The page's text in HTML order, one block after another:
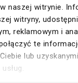
naszej witrynie.
witryny,
reklamowym i
te
lub